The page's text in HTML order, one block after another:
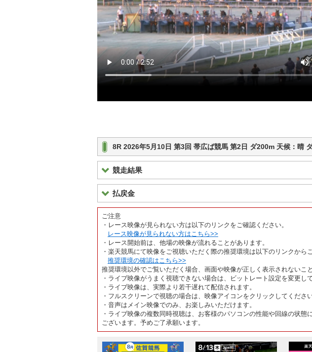
8R 2026年5月10日 第3回 帯広ば競馬 第2日 ダ200m 天候：
競走結果
払戻金
ご注意
・レース映像が見られない方は以下のリンクをご確認ください。
レース映像が見られない方はこちら>>
・レース開始前は、他場の映像が流れることがあります。
・楽天競馬にて映像をご視聴いただく際の推奨環境は以下のリンクから
推奨環境の確認はこちら>>
推奨環境以外でご覧いただく場合、画面や映像が正しく表示されないこ
・ライブ映像がうまく視聴できない場合は、ビットレート設定を変更し
・ライブ映像は、実際より若干遅れて配信されます。
・フルスクリーンで視聴の場合は、映像アイコンをクリックしてください
・音声はメイン映像でのみ、お楽しみいただけます。
・ライブ映像の複数同時視聴は、お客様のパソコンの性能や回線の状
ございます。予めご了承願います。